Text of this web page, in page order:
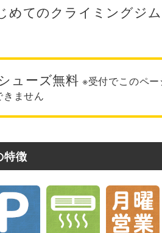
めてのクライミングジム
ューズ無料 ※受付でこのペ
きません
特徴